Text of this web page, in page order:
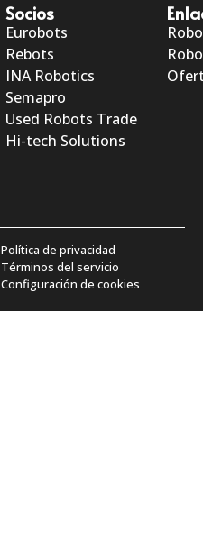
Socios
Eurobots
Rebots
INA Robotics
Semapro
Used Robots Trade
Hi-tech Solutions
Política de privacidad
Términos del servicio
Configuración de cookies